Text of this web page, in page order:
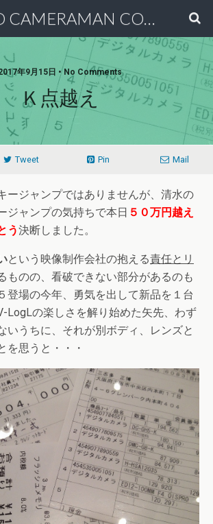
VIDEO CAMERAMAN COMMUNITY
年9月15日 • No Comments
Ｋ点越え
Tweet Pin Mail
ージャンプではありませんが、清水の
ジャンプの気持ちで本日 ５０万円越え
う決断しました。
という映像制作会社の抱える責任とリ
ものの、看破できない部分があるのも
登場の今年、勇気を出して新品を１台
LogLの楽しさを解り始めた矢先、わず
いうちに、それが別ボディ、レンズと
を思うと・・・